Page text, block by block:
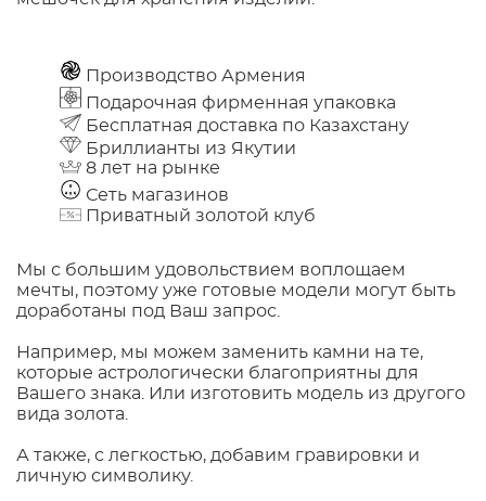
Производство Армения
Подарочная фирменная упаковка
Бесплатная доставка по Казахстану
Бриллианты из Якутии
8 лет на рынке
Сеть магазинов
Приватный золотой клуб
Мы с большим удовольствием воплощаем
мечты, поэтому уже готовые модели могут быть
доработаны под Ваш запрос.
Например, мы можем заменить камни на те,
которые астрологически благоприятны для
Вашего знака. Или изготовить модель из другого
вида золота.
А также, с легкостью, добавим гравировки и
личную символику.